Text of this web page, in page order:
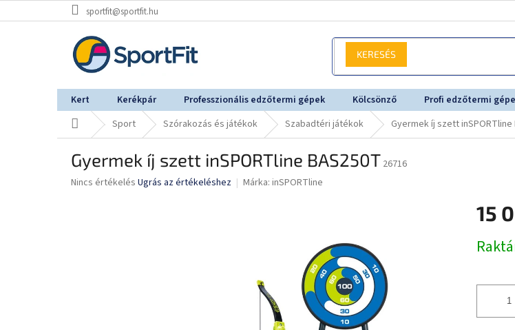
a
sportfit@sportfit.hu
Kert Kerékpár Professzionális edzőtermi gépek Kölcsönző Profi edzőtermi
KezdőlapSport Szórakozás és játékok Szabadtéri játékok Gyermek íj szett inSPORTline
Gyermek íj szett inSPORTline BAS250T 26716
A
Nincs értékelés Ugrás az értékeléshez Márka: inSPORTline
15